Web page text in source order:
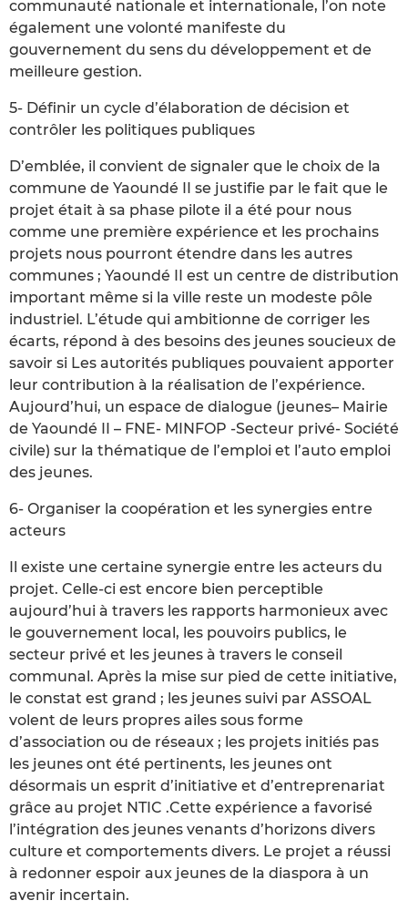
communauté nationale et internationale, l’on note
également une volonté manifeste du
gouvernement du sens du développement et de
meilleure gestion.
5- Définir un cycle d’élaboration de décision et
contrôler les politiques publiques
D’emblée, il convient de signaler que le choix de la
commune de Yaoundé II se justifie par le fait que le
projet était à sa phase pilote il a été pour nous
comme une première expérience et les prochains
projets nous pourront étendre dans les autres
communes ; Yaoundé II est un centre de distribution
important même si la ville reste un modeste pôle
industriel. L’étude qui ambitionne de corriger les
écarts, répond à des besoins des jeunes soucieux de
savoir si Les autorités publiques pouvaient apporter
leur contribution à la réalisation de l’expérience.
Aujourd’hui, un espace de dialogue (jeunes– Mairie
de Yaoundé II – FNE- MINFOP -Secteur privé- Société
civile) sur la thématique de l’emploi et l’auto emploi
des jeunes.
6- Organiser la coopération et les synergies entre
acteurs
Il existe une certaine synergie entre les acteurs du
projet. Celle-ci est encore bien perceptible
aujourd’hui à travers les rapports harmonieux avec
le gouvernement local, les pouvoirs publics, le
secteur privé et les jeunes à travers le conseil
communal. Après la mise sur pied de cette initiative,
le constat est grand ; les jeunes suivi par ASSOAL
volent de leurs propres ailes sous forme
d’association ou de réseaux ; les projets initiés pas
les jeunes ont été pertinents, les jeunes ont
désormais un esprit d’initiative et d’entreprenariat
grâce au projet NTIC .Cette expérience a favorisé
l’intégration des jeunes venants d’horizons divers
culture et comportements divers. Le projet a réussi
à redonner espoir aux jeunes de la diaspora à un
avenir incertain.